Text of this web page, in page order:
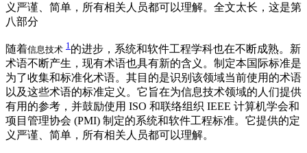
义严谨、简单，所有相关人员都可以理解。全文太长，这是第
八部分
随着信息技术 1 的进步，系统和软件工程学科也在不断成熟。新
术语不断产生，现有术语也具有新的含义。制定本国际标准是
为了收集和标准化术语。其目的是识别该领域当前使用的术语
以及这些术语的标准定义。它旨在为信息技术领域的人们提供
有用的参考，并鼓励使用 ISO 和联络组织 IEEE 计算机学会和
项目管理协会 (PMI) 制定的系统和软件工程标准。它提供的定
义严谨、简单，所有相关人员都可以理解。